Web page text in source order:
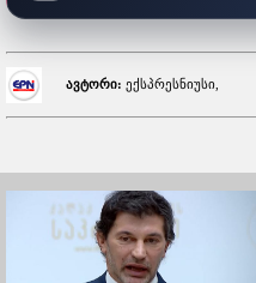
ავტორი: ექსპრესნიუსი,